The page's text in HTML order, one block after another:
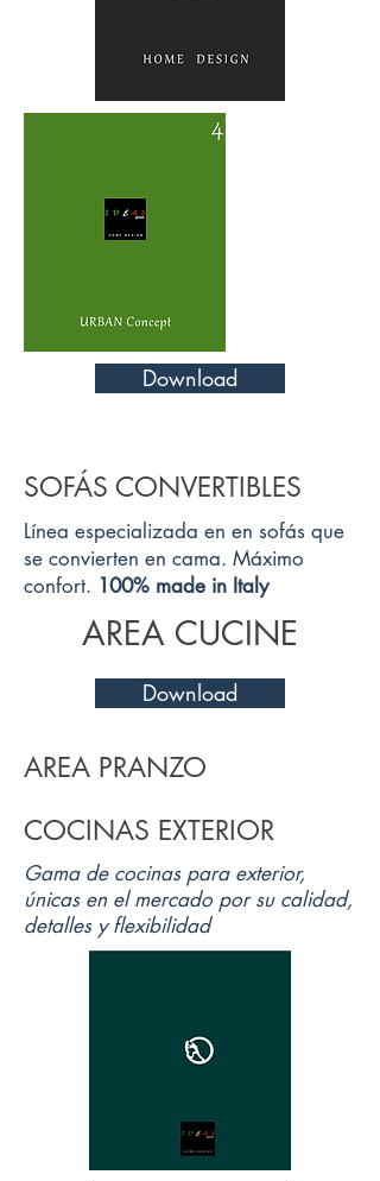
Download
SOFÁS CONVERTIBLES
Línea especializada en en sofás que
se convierten en cama. Máximo
confort. 100% made in Italy
AREA CUCINE
Download
AREA PRANZO
COCINAS EXTERIOR
Gama de cocinas para exterior,
únicas en el mercado por su calidad,
detalles y flexibilidad